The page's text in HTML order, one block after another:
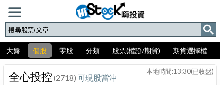
大盤 個股 零股 分類 股票(權證/期貨) 期貨選擇權
全心投控 (2718) 可現股當沖
本地時間:13:30(已收盤)